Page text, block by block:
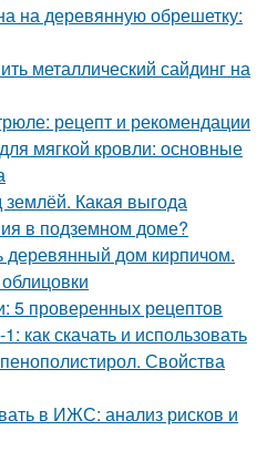
на деревянную обрешетку:
металлический сайдинг на
рецепт и рекомендации
мягкой кровли: основные
Какая выгода
в подземном доме?
дом кирпичом.
5 проверенных рецептов
как скачать и использовать
Свойства
в ИЖС: анализ рисков и